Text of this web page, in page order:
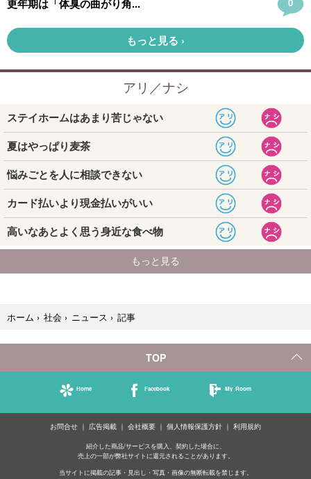
ホーム › 社会 › ニュース › 記事
TOP
Home Facebook My Room
お問合せ 広告掲載 会社概要 個人情報保護方針 利用規約
紹介した商品/サービスを購入、契約した場合に、
売上の一部が弊社サイトに還元されることがあります。
当サイトに掲載の記事・見出し・写真・画像の無断転載を禁じます。